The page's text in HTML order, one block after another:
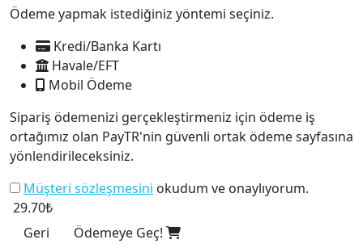
Ödeme yapmak istediğiniz yöntemi seçiniz.
Kredi/Banka Kartı
Havale/EFT
Mobil Ödeme
Sipariş ödemenizi gerçekleştirmeniz için ödeme iş
ortağımız olan PayTR'nin güvenli ortak ödeme sayfasına
yönlendirileceksiniz.
Müşteri sözleşmesini okudum ve onaylıyorum.
29.70₺
Geri
Ödemeye Geç!